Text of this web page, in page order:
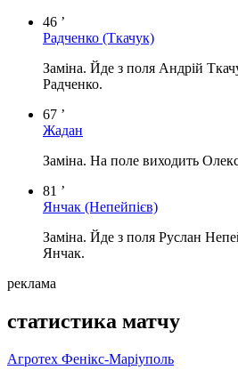
46 ’
Радченко (Ткачук)
Заміна. Йде з поля Андрій
Радченко.
67 ’
Жадан
Заміна. На поле виходить
81 ’
Янчак (Непейпієв)
Заміна. Йде з поля Руслан
Янчак.
реклама
статистика матчу
Агротех Фенікс-Маріуполь